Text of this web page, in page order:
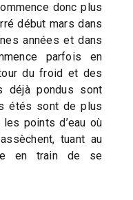
donc plus
début mars dans
années et dans
parfois en
du froid et des
déjà pondus sont
étés sont de plus
points d’eau où
tuant au
en train de se